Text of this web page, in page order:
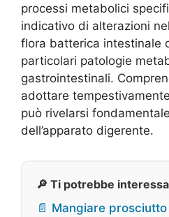
processi metabolici
indicativo di alterazioni
flora batterica intestinale
particolari patologie
gastrointestinali.
adottare
può rivelarsi
dell’apparato digerente.
🔎 Ti potrebbe
📄 Mangiare